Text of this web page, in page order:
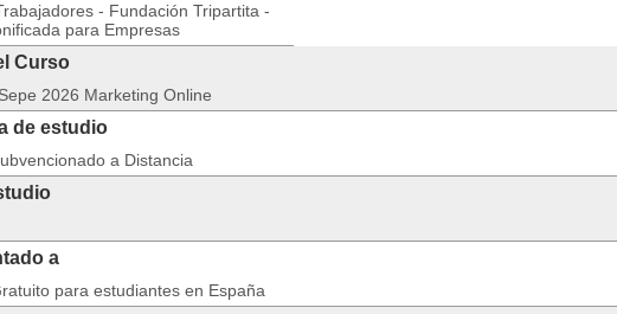
- Fundación Tripartita -
para Empresas
Curso
2026 Marketing Online
de estudio
a Distancia
a
para estudiantes en España